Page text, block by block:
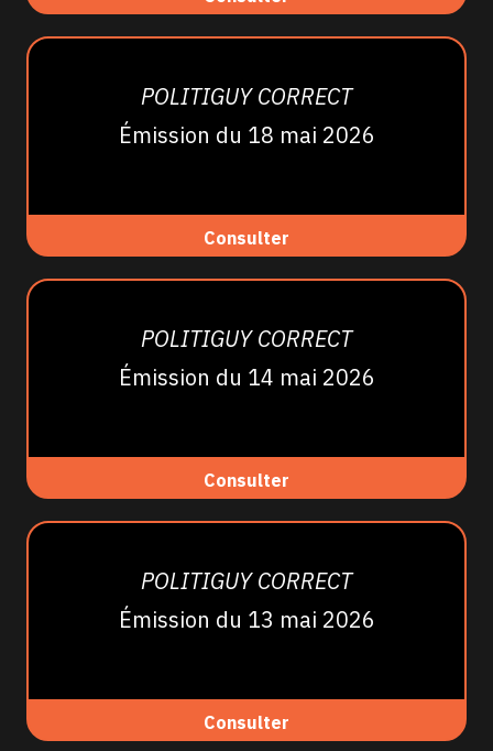
POLITIGUY CORRECT
Émission du 18 mai 2026
Consulter
POLITIGUY CORRECT
Émission du 14 mai 2026
Consulter
POLITIGUY CORRECT
Émission du 13 mai 2026
Consulter